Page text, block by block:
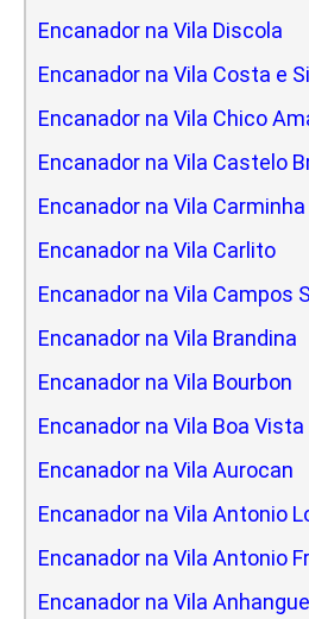
Encanador na Vila Discola
Encanador na Vila Costa e
Encanador na Vila Chico
Encanador na Vila Castelo
Encanador na Vila Carminha
Encanador na Vila Carlito
Encanador na Vila Campos
Encanador na Vila Brandina
Encanador na Vila Bourbon
Encanador na Vila Boa Vista
Encanador na Vila Aurocan
Encanador na Vila Antonio
Encanador na Vila Antonio
Encanador na Vila